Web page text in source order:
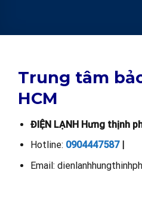
Trung tâm
HCM
ĐIỆN LẠNH Hưng thịnh
Hotline: 0904447587|
Email: